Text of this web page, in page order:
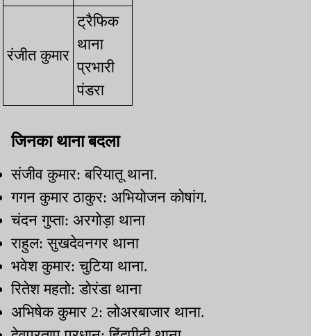
⁠रंजीत कुमार
ट्रैफिक
थाना
प्रभारी
पंडरा
जिनका थाना बदला
⁠संजीव कुमार: बरियातू थाना.
⁠गगन कुमार ठाकुर: अभियोजन कोषांग.
⁠चंदन गुप्ता: अरगोड़ा थाना
⁠राहुल: सुखदेवनगर थाना
⁠भवेश कुमार: चुटिया थाना.
⁠रितेश महतो: डोरंडा थाना
⁠अभिषेक कुमार 2: लोअरबाजार थाना.